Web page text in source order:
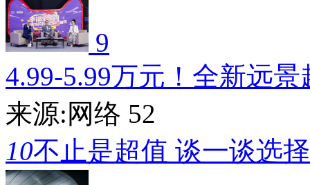
9
4.99-5.99万元！全新远景
来源:网络 52
10不止是超值 谈一谈选